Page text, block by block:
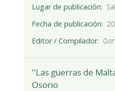
Lugar de publicación
Fecha de publicación
Editor / Compilador
''Las guerras de
Osorio